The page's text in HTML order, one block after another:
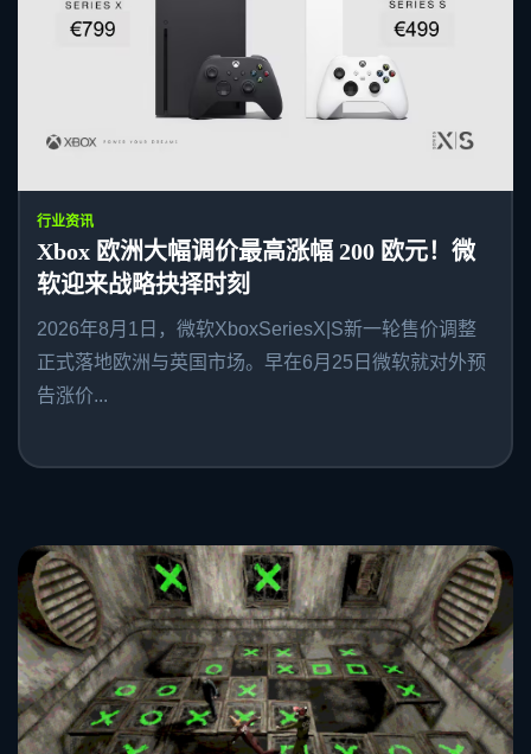
行业资讯
Xbox 欧洲大幅调价最高涨幅 200 欧元！微
软迎来战略抉择时刻
2026年8月1日，微软XboxSeriesX|S新一轮售价调整
正式落地欧洲与英国市场。早在6月25日微软就对外预
告涨价...